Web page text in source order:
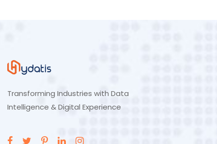
Transforming Industries with Data
Intelligence & Digital Experience